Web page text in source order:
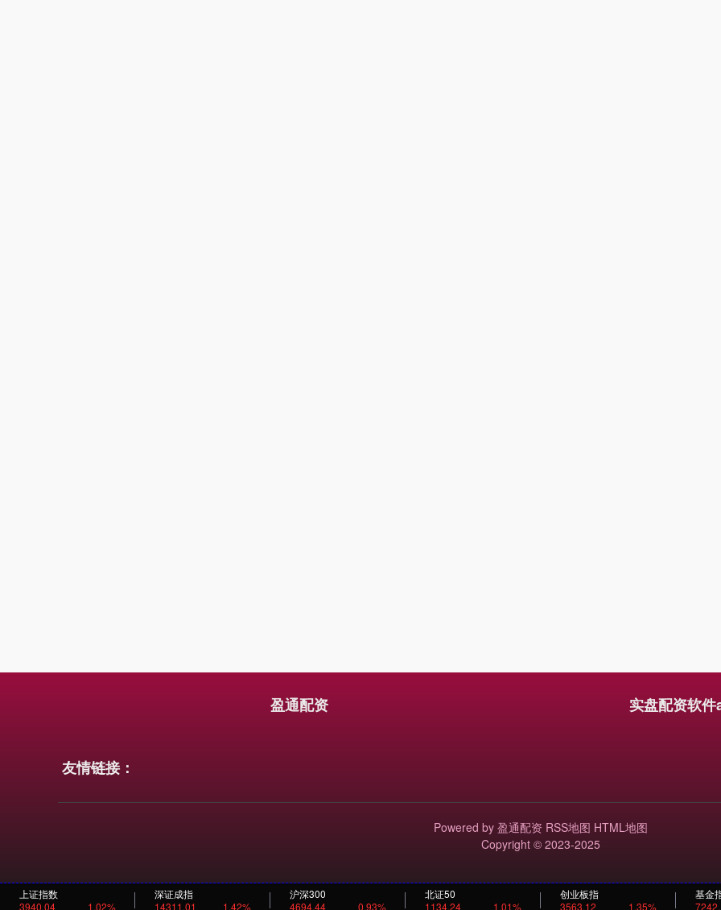
上证指数
3940.04
1.02%
深证成指
14311.01
1.42%
沪深300
4694.44
0.93%
北证50
1134.24
1.01%
创业板指
3563.12
1.35%
基金
盈通配资 实盘配资软
友情链接：
Powered by 盈通配资 RSS地图 HTML地图
Copyright © 2023-2025